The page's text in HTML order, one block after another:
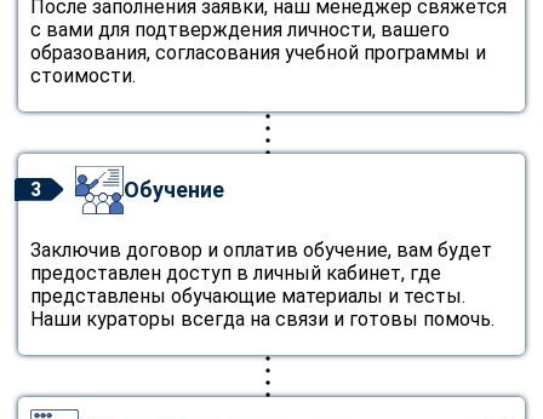
После заполнения заявки, наш менеджер свяжется
с вами для подтверждения личности, вашего
образования, согласования учебной программы и
стоимости.
3 Обучение
Заключив договор и оплатив обучение, вам будет
предоставлен доступ в личный кабинет, где
представлены обучающие материалы и тесты.
Наши кураторы всегда на связи и готовы помочь.